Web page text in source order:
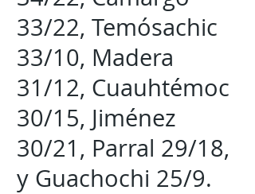
33/22, Temósachic
33/10, Madera
31/12, Cuauhtémoc
30/15, Jiménez
30/21, Parral 29/18,
y Guachochi 25/9.